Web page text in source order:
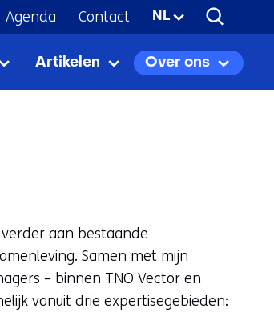
Agenda
Contact
Geselecteerde
taal:
NL
Expertises
Uitklappen
Artikelen Artikelen
Uitklappen
Over ons
Over
ons
aan bestaande
Samen met mijn
– binnen TNO Vector en
vanuit drie expertisegebieden: